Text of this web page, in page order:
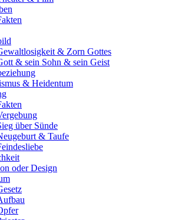
& Zorn Gottes
& sein Sohn & sein Geist
& Heidentum
über Sünde
& Taufe
oder Design